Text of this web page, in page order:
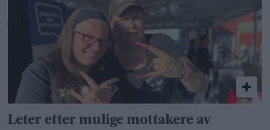
Leter etter mulige mottakere av